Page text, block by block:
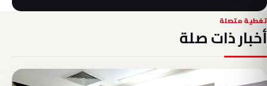
تغطية متصلة
أخبار ذات صلة